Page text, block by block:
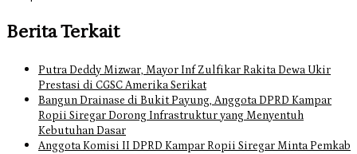
Berita Terkait
Putra Deddy Mizwar, Mayor Inf Zulfikar Rakita Dewa Ukir
Prestasi di CGSC Amerika Serikat
Bangun Drainase di Bukit Payung, Anggota DPRD Kampar
Ropii Siregar Dorong Infrastruktur yang Menyentuh
Kebutuhan Dasar
Anggota Komisi II DPRD Kampar Ropii Siregar Minta Pemkab